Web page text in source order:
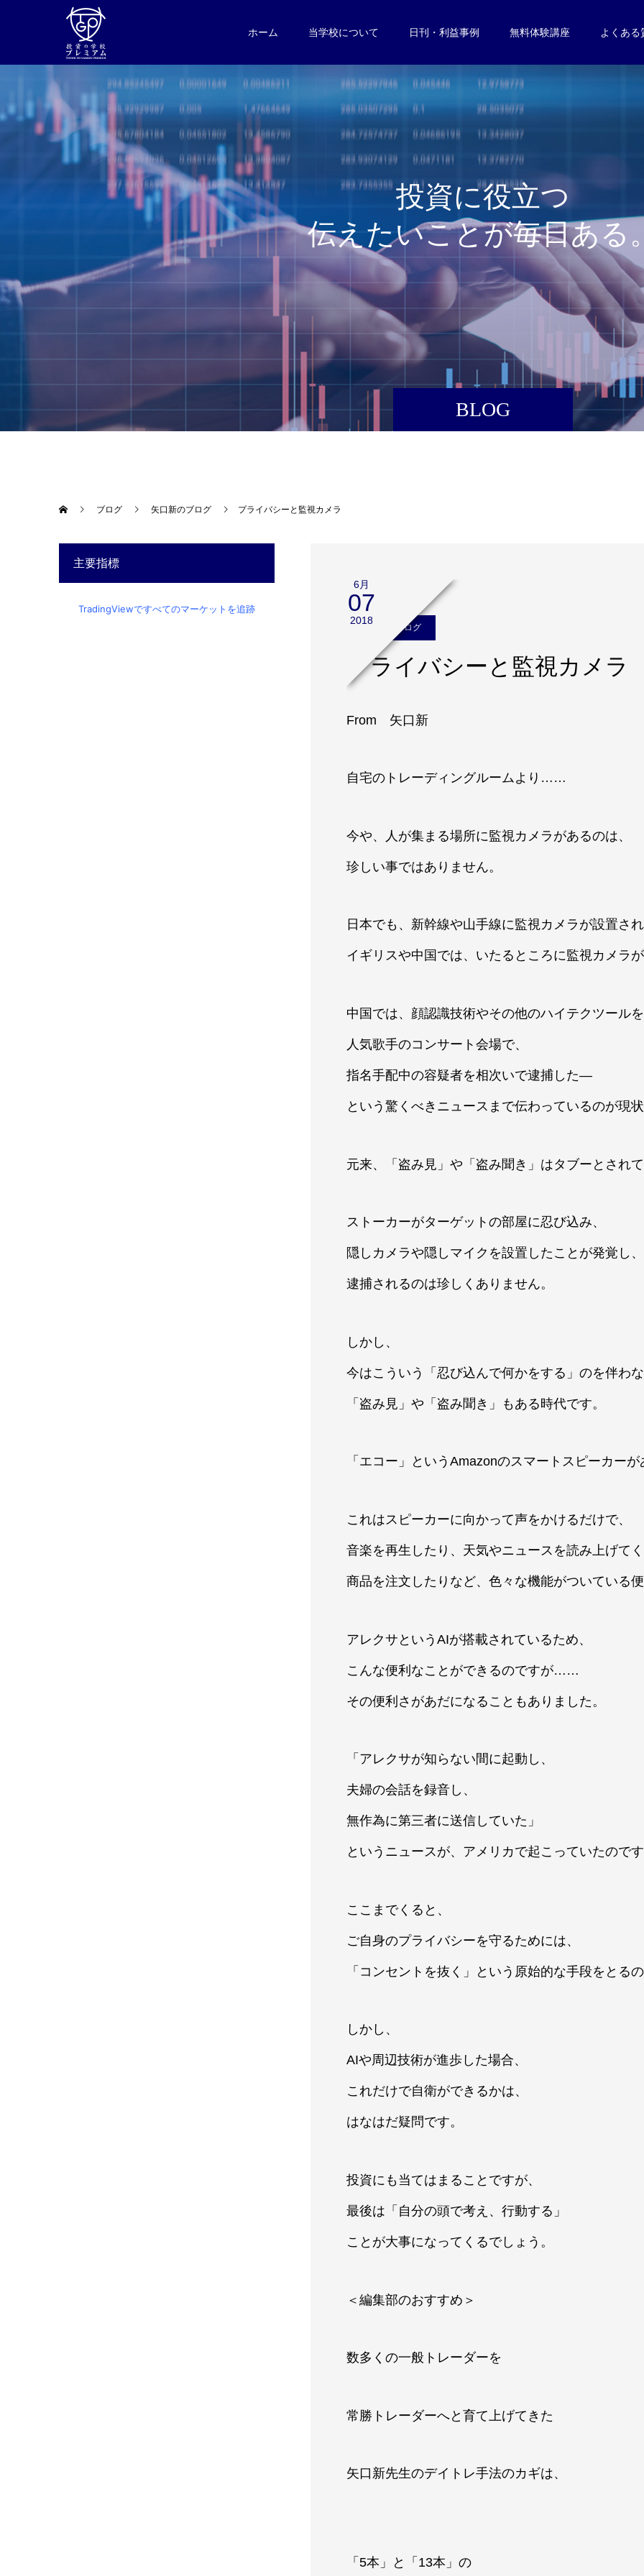
ホーム 当学校について 日刊・利益事例 無料体験講座 よくある
BLOG
投資に役立つ
伝え たいことが毎日あ る
ブログ 矢口新のブログ プライバシーと監視カメラ
6月
07
2018
矢口新のブログ
プライバシーと監視カメラ
From 矢口新
自宅のトレーディングルームより……
今や、人が集まる場所に監視カメラがあるのは、
珍しい事ではありません。
日本でも、新幹線や山手線に監視カメラが設置さ
イギリスや中国では、いたるところに監視カメラ
中国では、顔認識技術やその他のハイテクツール
人気歌手のコンサート会場で、
指名手配中の容疑者を相次いで逮捕した―
という驚くべきニュースまで伝わっているのが現
元来、「盗み見」や「盗み聞き」はタブーとされ
ストーカーがターゲットの部屋に忍び込み、
隠しカメラや隠しマイクを設置したことが発覚し、
逮捕されるのは珍しくありません。
しかし、
今はこういう「忍び込んで何かをする」のを伴わ
「盗み見」や「盗み聞き」もある時代です。
「エコー」というAmazonのスマートスピーカー
これはスピーカーに向かって声をかけるだけで、
音楽を再生したり、天気やニュースを読み上げて
商品を注文したりなど、色々な機能がついている
アレクサというAIが搭載されているため、
こんな便利なことができるのですが……
その便利さがあだになることもありました。
「アレクサが知らない間に起動し、
夫婦の会話を録音し、
無作為に第三者に送信していた」
というニュースが、アメリカで起こっていたので
ここまでくると、
ご自身のプライバシーを守るためには、
「コンセントを抜く」という原始的な手段をとる
しかし、
AIや周辺技術が進歩した場合、
これだけで自衛ができるかは、
はなはだ疑問です。
投資にも当てはまることですが、
最後は「自分の頭で考え、行動する」
ことが大事になってくるでしょう。
＜編集部のおすすめ＞
数多くの一般トレーダーを
常勝トレーダーへと育て上げてきた
矢口新先生のデイトレ手法のカギは、
「5本」と「13本」の
主要指標
TradingViewですべてのマーケットを追跡